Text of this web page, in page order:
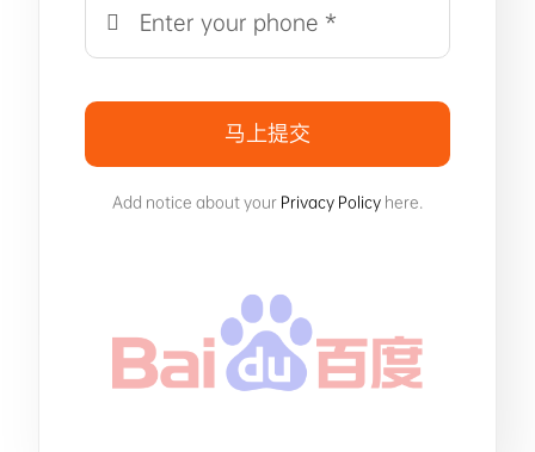
马上提交
Add notice about your Privacy Policy here.